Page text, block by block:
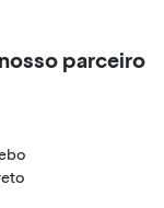
parceiro